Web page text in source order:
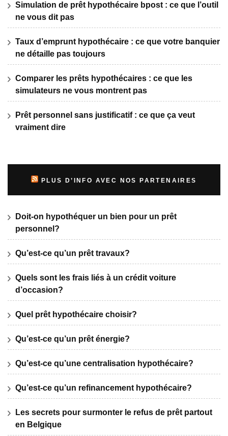
Simulation de prêt hypothécaire bpost : ce que l’outil
ne vous dit pas
Taux d’emprunt hypothécaire : ce que votre banquier
ne détaille pas toujours
Comparer les prêts hypothécaires : ce que les
simulateurs ne vous montrent pas
Prêt personnel sans justificatif : ce que ça veut
vraiment dire
PLUS D’INFO AVEC NOS PARTENAIRES
Doit-on hypothéquer un bien pour un prêt
personnel?
Qu’est-ce qu’un prêt travaux?
Quels sont les frais liés à un crédit voiture
d’occasion?
Quel prêt hypothécaire choisir?
Qu’est-ce qu’un prêt énergie?
Qu’est-ce qu’une centralisation hypothécaire?
Qu’est-ce qu’un refinancement hypothécaire?
Les secrets pour surmonter le refus de prêt partout
en Belgique